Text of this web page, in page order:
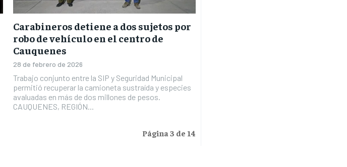
Carabineros detiene a dos sujetos por
robo de vehículo en el centro de
Cauquenes
28 de febrero de 2026
Trabajo conjunto entre la SIP y Seguridad Municipal
permitió recuperar la camioneta sustraída y especies
avaluadas en más de dos millones de pesos.
CAUQUENES, REGIÓN...
Página 3 de 14